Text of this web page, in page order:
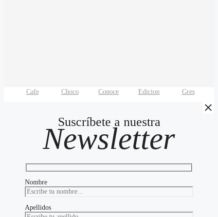
Cafe Choco Conoce Edicion Gres
Suscríbete a nuestra
Newsletter
Nombre
Apellidos